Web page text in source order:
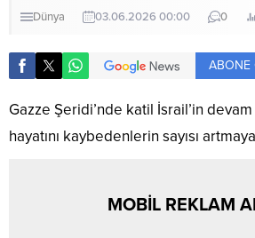
Dünya 03.06.2026 00:00 0
ABONE
Gazze Şeridi’nde katil İsrail’in devam
hayatını kaybedenlerin sayısı
MOBİL REKLAM